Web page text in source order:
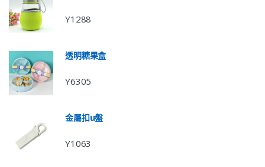
Y1288
透明糖果盒
Y6305
金屬扣u盤
Y1063